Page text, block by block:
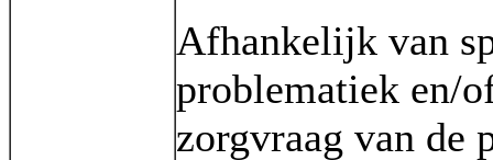
Afhankelijk van
problematiek en/
zorgvraag van de